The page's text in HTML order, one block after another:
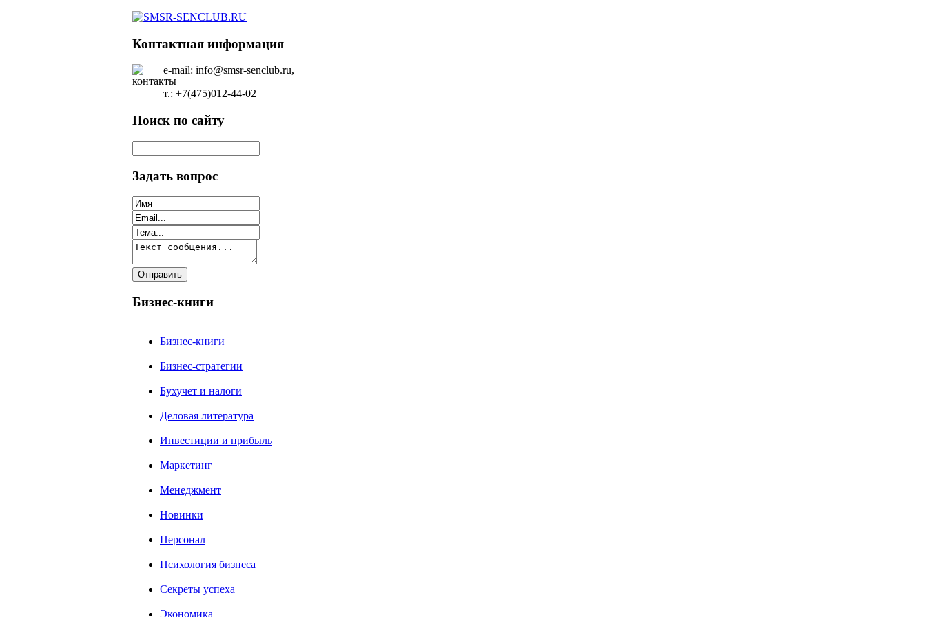
Контактная информация
e-mail: info@smsr-senclub.ru,
т.: +7(475)012-44-02
Поиск по сайту
Задать вопрос
Бизнес-книги
Бизнес-книги
Бизнес-стратегии
Бухучет и налоги
Деловая литература
Инвестиции и прибыль
Маркетинг
Менеджмент
Новинки
Персонал
Психология бизнеса
Секреты успеха
Экономика